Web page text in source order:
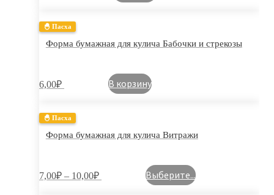
🐣 Пасха
Форма бумажная для кулича Бабочки и стрекозы
6,00₽ В корзину
🐣 Пасха
Форма бумажная для кулича Витражи
7,00₽ – 10,00₽ Выберите...